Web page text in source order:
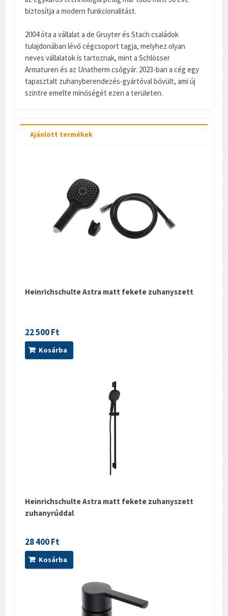
biztosítja a modern funkcionalitást.
2004 óta a vállalat a de Gruyter és Stach családok
tulajdonában lévő cégcsoport tagja, melyhez olyan
neves vállalatok is tartoznak, mint a Schlösser
Armaturen és az Unatherm csőgyár. 2023-ban a cég egy
tapasztalt zuhanyberendezés-gyártóval bővült, ami új
szintre emelte minőségét ezen a területen.
Ajánlott termékek
Heinrichschulte Astra matt fekete zuhanyszett
22 500 Ft
Kosárba
Heinrichschulte Astra matt fekete zuhanyszett
zuhanyrúddal
28 400 Ft
Kosárba